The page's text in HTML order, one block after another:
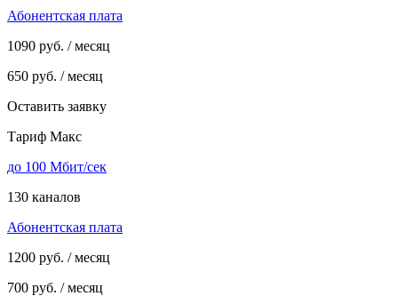
Абонентская плата
1090 руб. / месяц
650 руб. / месяц
Оставить заявку
Тариф Макс
до 100 Мбит/сек
130 каналов
Абонентская плата
1200 руб. / месяц
700 руб. / месяц